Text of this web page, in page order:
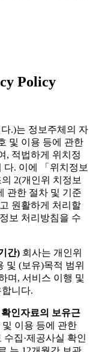
Policy
.)는 정보주체의 자
및 이용 등에 관한
, 적법하게 위치정
. 이에 「위치정보
2(개인위 치정보
관한 절차 및 기준
원활하게 처리할
보 처리방침을 수
간) 회사는 개인위
및 (보유)목적 범위
며, 서비스 이행 및
니다.
인자료의 보유근
이용 등에 관한
집·제공사실 확인